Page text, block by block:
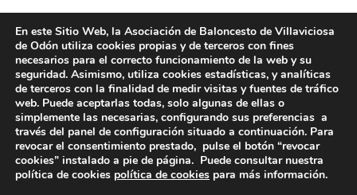
DIRECCIÓN
Camino de Sacedón 15
En este Sitio Web, la Asociación de Baloncesto de Villaviciosa
de Odón utiliza cookies propias y de terceros con fines
necesarios para el correcto funcionamiento de la web y su
seguridad. Asimismo, utiliza cookies estadísticas, y analíticas
de terceros con la finalidad de medir visitas y fuentes de tráfico
web. Puede aceptarlas todas, solo algunas de ellas o
simplemente las necesarias, configurando sus preferencias a
través del panel de configuración situado a continuación. Para
revocar el consentimiento prestado, pulse el botón “revocar
cookies” instalado a pie de página. Puede consultar nuestra
política de cookies política de cookies para más información.